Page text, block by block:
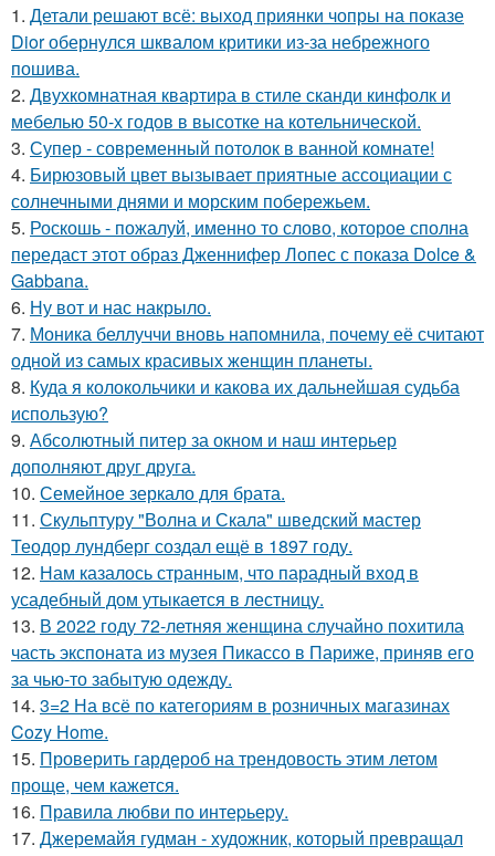
1. Детали решают всё: выход приянки чопры на показе
Dior обернулся шквалом критики из-за небрежного
пошива.
2. Двухкомнатная квартира в стиле сканди кинфолк и
мебелью 50-х годов в высотке на котельнической.
3. Супер - современный потолок в ванной комнате!
4. Бирюзовый цвет вызывает приятные ассоциации с
солнечными днями и морским побережьем.
5. Роскошь - пожалуй, именно то слово, которое сполна
передаст этот образ Дженнифер Лопес с показа Dolce &
Gabbana.
6. Ну вот и нас накрыло.
7. Моника беллуччи вновь напомнила, почему её считают
одной из самых красивых женщин планеты.
8. Куда я колокольчики и какова их дальнейшая судьба
использую?
9. Абсолютный питер за окном и наш интерьер
дополняют друг друга.
10. Семейное зеркало для брата.
11. Скульптуру "Волна и Скала" шведский мастер
Теодор лундберг создал ещё в 1897 году.
12. Нам казалось странным, что парадный вход в
усадебный дом утыкается в лестницу.
13. В 2022 году 72-летняя женщина случайно похитила
часть экспоната из музея Пикассо в Париже, приняв его
за чью-то забытую одежду.
14. 3=2 На всё по категориям в розничных магазинах
Cozy Home.
15. Проверить гардероб на трендовость этим летом
проще, чем кажется.
16. Правила любви по интеpьеpу.
17. Джеремайя гудман - художник, который превращал